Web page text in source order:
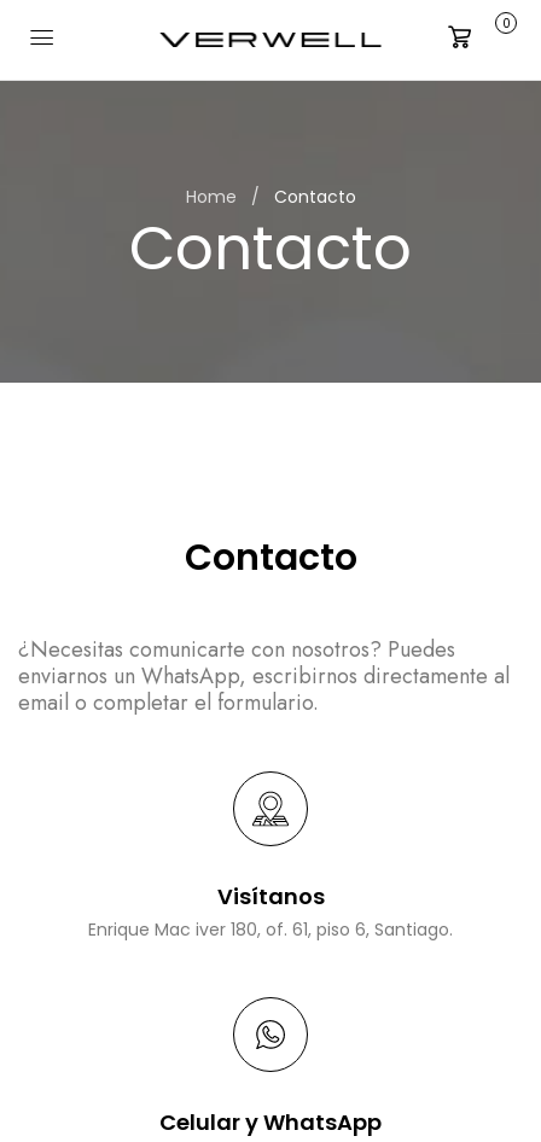
Carrito
0
Home Contacto
Contacto
Contacto
¿Necesitas comunicarte con nosotros? Puedes
enviarnos un WhatsApp, escribirnos directamente al
email o completar el formulario.
Visítanos
Enrique Mac iver 180, of. 61, piso 6, Santiago.
Celular y WhatsApp